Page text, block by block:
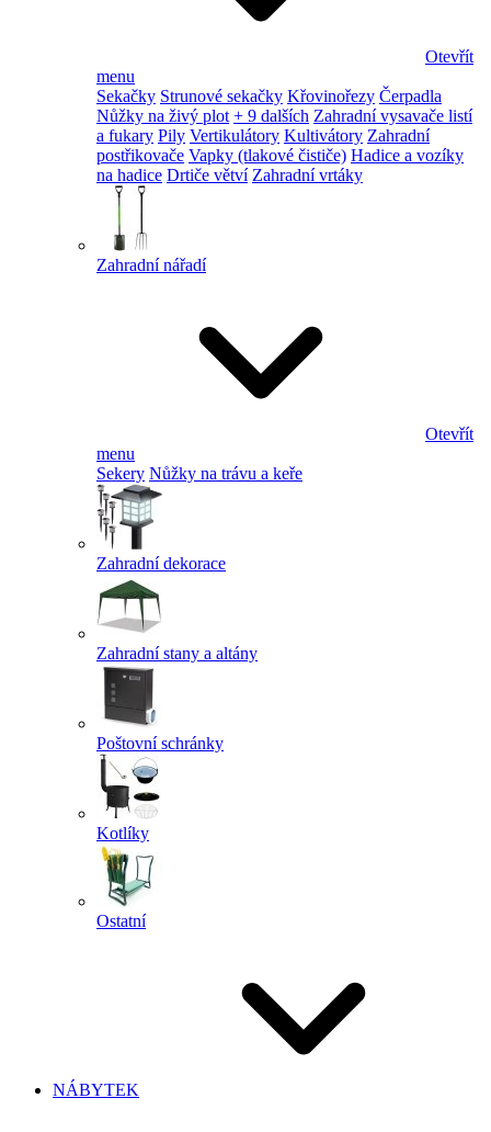
Otevřít
menu
Sekačky Strunové sekačky Křovinořezy Čerpadla
Nůžky na živý plot + 9 dalších Zahradní vysavače listí
a fukary Pily Vertikulátory Kultivátory Zahradní
postřikovače Vapky (tlakové čističe) Hadice a vozíky
na hadice Drtiče větví Zahradní vrtáky
Zahradní nářadí
Otevřít
menu
Sekery Nůžky na trávu a keře
Zahradní dekorace
Zahradní stany a altány
Poštovní schránky
Kotlíky
Ostatní
NÁBYTEK